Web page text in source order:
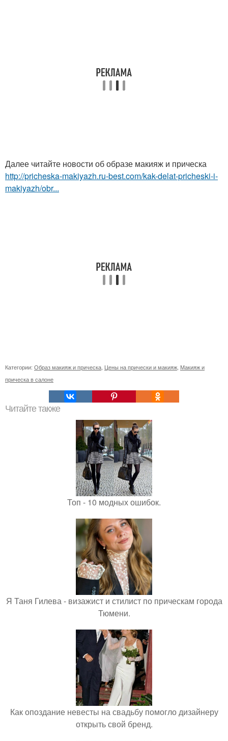
Далее читайте новости об образе макияж и прическа
http://pricheska-makiyazh.ru-best.com/kak-delat-pricheski-i-
makiyazh/obr...
Категории: Образ макияж и прическа Цены на прически и макияж Макияж и
прическа в салоне
Читайте также
Топ - 10 модных ошибок.
Я Таня Гилева - визажист и стилист по прическам города
Тюмени.
Как опоздание невесты на свадьбу помогло дизайнеру
открыть свой бренд.